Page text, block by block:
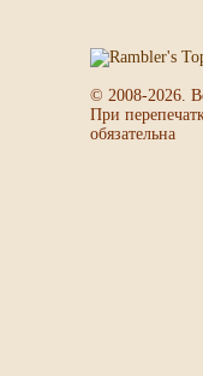
© 2008-2026.
При
обязательна